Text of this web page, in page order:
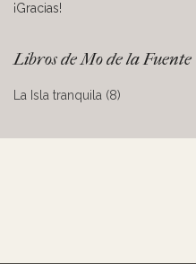
¡Gracias!
Libros de Mo de la Fuente
La Isla tranquila (8)